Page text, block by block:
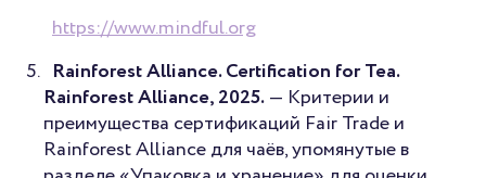
https://www.mindful.org
Rainforest Alliance. Certification for Tea.
Rainforest Alliance, 2025.— Критерии и
преимущества сертификаций Fair Trade и
Rainforest Alliance для чаёв, упомянутые в